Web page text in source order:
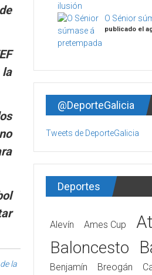
la
O Sénior
publicado el
@DeporteGalicia
Tweets de DeporteGalicia
Deportes
Alevín Ames Cup
Baloncesto
Benjamín Breogán